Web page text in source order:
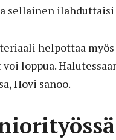
sellainen
helpottaa
voi loppua.
Hovi sanoo.